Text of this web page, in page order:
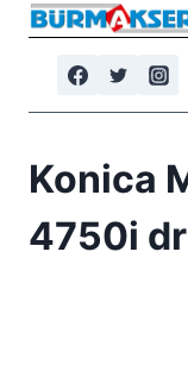
Skip
content
Konica
4750i